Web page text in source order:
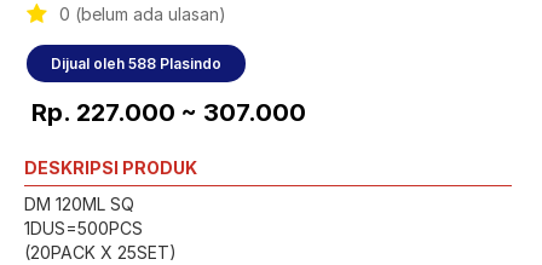
0 (belum ada ulasan)
Dijual oleh 588 Plasindo
Rp. 227.000 ~ 307.000
DESKRIPSI PRODUK
DM 120ML SQ
1DUS=500PCS
(20PACK X 25SET)